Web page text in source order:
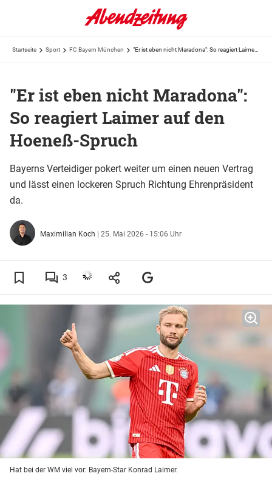
Startseite Sport FC Bayern München
"Er ist eben nicht Maradona":
So reagiert Laimer auf den
Hoeneß-Spruch
Bayerns Verteidiger pokert weiter um einen neuen Vertrag
und lässt einen lockeren Spruch Richtung Ehrenpräsident
da.
Maximilian Koch | 25. Mai 2026 - 15:06 Uhr
3
Hat bei der WM viel vor: Bayern-Star Konrad Laimer.